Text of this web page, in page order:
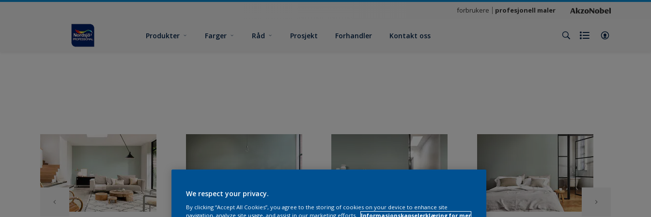
forbrukere profesjonell maler
Produkter Farger Råd Prosjekt Forhandler Kontakt oss
We respect your privacy.
By clicking “Accept All Cookies”, you agree to the storing of cookies on your device to enhance site
navigation, analyze site usage, and assist in our marketing efforts.
Informasjonskapselerklæring for mer